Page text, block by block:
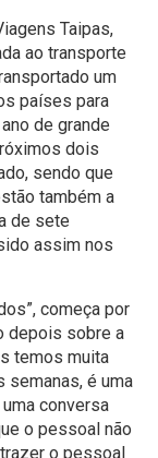
Taipas,
ao transporte
um
países para
de grande
dois
sendo que
também a
de sete
assim nos
começa por
depois sobre a
temos muita
semanas, é uma
conversa
o pessoal não
o pessoal